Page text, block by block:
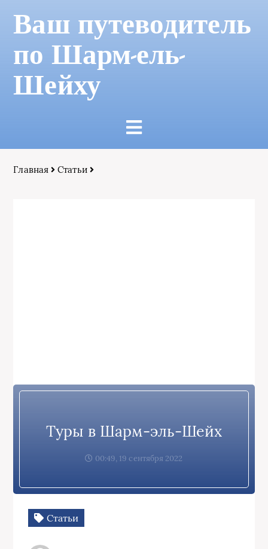
Ваш путеводитель
по Шарм-ель-
Шейху
Главная Статьи
Туры в Шарм-эль-Шейх
00:49, 19 сентября 2022
Статьи